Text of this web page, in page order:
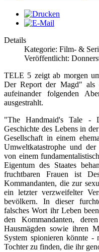
Details
Kategorie: Film- &
Veröffentlicht:
TELE 5 zeigt ab morgen
Der Report der Magd" als
aufeinander folgenden
ausgestrahlt.
"The Handmaid's Tale -
Geschichte des Lebens in
Gesellschaft in einem
Umweltkatastrophe und
von einem
Eigentum des Staates
fruchtbaren Frauen ist
Kommandanten, die zur
ein letzter verzweifelter
bevölkern. In dieser
falsches Wort ihr Leben
den Kommandanten,
Hausmägden sowie ihren
System spionieren könnte
Tochter zu finden, die ihr